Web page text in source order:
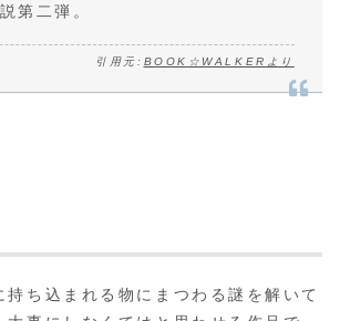
第二弾。
引用元: BOOK☆WALKERより
持ち込まれる物にまつわる謎を解いて